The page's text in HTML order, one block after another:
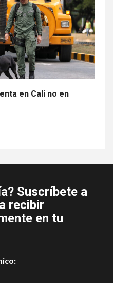
en Cali no en
Suscríbete a
recibir
en tu